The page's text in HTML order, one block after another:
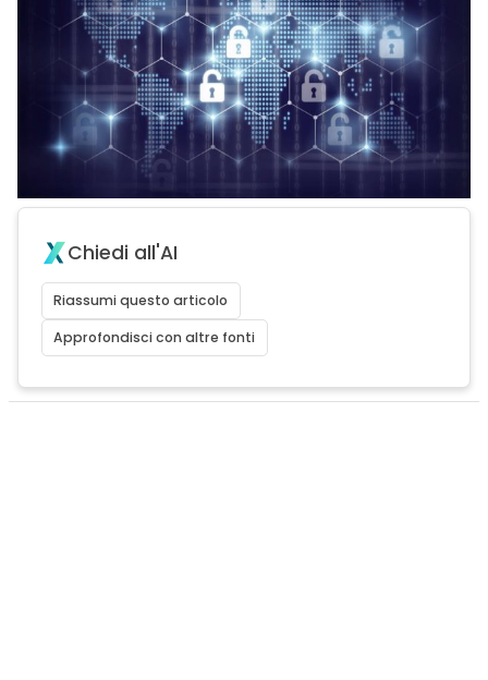
Chiedi all'AI
Riassumi questo articolo
Approfondisci con altre fonti